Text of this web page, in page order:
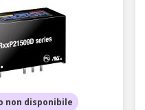
non disponibile